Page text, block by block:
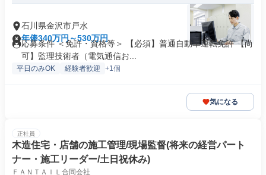
石川県金沢市戸水
年俸340万円～530万円
応募条件 ＜免許・資格等＞ 【必須】普通自動車運転免許 【尚
可】監理技術者（電気通信お...
平日のみOK 経験者歓迎 +1個
気になる
正社員
木造住宅・店舗の施工管理/現場監督(将来の経営パート
ナー・施工リーダー/土日祝休み)
ＦＡＮＴＡＩＬ合同会社